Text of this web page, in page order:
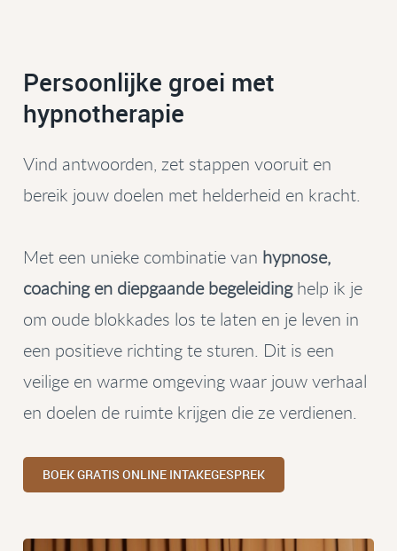
Persoonlijke groei met
hypnotherapie
Vind antwoorden, zet stappen vooruit en
bereik jouw doelen met helderheid en kracht.
Met een unieke combinatie van hypnose,
coaching en diepgaande begeleidinghelp ik je
om oude blokkades los te laten en je leven in
een positieve richting te sturen. Dit is een
veilige en warme omgeving waar jouw verhaal
en doelen de ruimte krijgen die ze verdienen.
BOEK GRATIS ONLINE INTAKEGESPREK